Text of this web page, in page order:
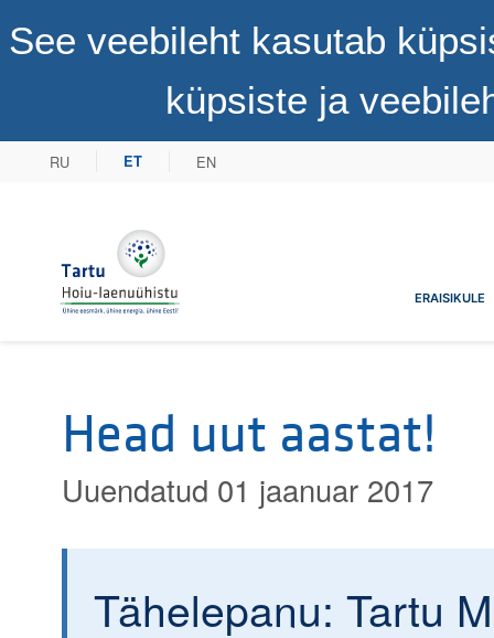
See veebileht kasutab
küpsiste ja
RU ET EN
Tartu Hoiu-laenuühistuERAISIKULE
Head uut aastat!
Uuendatud 01 jaanuar 2017
Tähelepanu: Tartu